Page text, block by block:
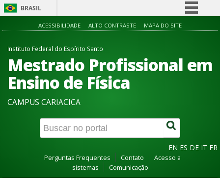
BRASIL
Simplifique!
Acesso à informação
ACESSIBILIDADE ALTO CONTRASTE MAPA DO SITE
Instituto Federal do Espírito Santo
Mestrado Profissional em
Ensino de Física
CAMPUS CARIACICA
EN ES DE IT FR
Perguntas Frequentes Contato
Acesso a
sistemas
Comunicação